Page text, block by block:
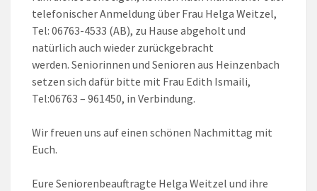
telefonischer Anmeldung über Frau Helga Weitzel,
Tel: 06763-4533 (AB), zu Hause abgeholt und
natürlich auch wieder zurückgebracht
werden. Seniorinnen und Senioren aus Heinzenbach
setzen sich dafür bitte mit Frau Edith Ismaili,
Tel:06763 – 961450, in Verbindung.
Wir freuen uns auf einen schönen Nachmittag mit
Euch.
Eure Seniorenbeauftragte Helga Weitzel und ihre